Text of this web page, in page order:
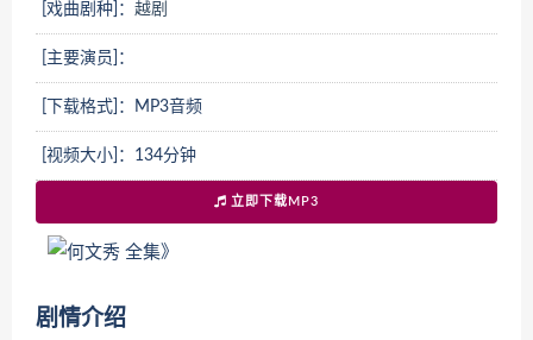
[戏曲剧种]： 越剧
[主要演员]：
[下载格式]：MP3音频
[视频大小]：134分钟
立即下载MP3
剧情介绍